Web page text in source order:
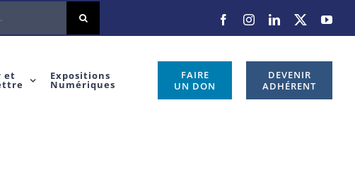
FacebookInstagramLinkedIn
X
et Expositions
Numériques
FAIRE
UN DON
DEVENIR
ADHÉRENT